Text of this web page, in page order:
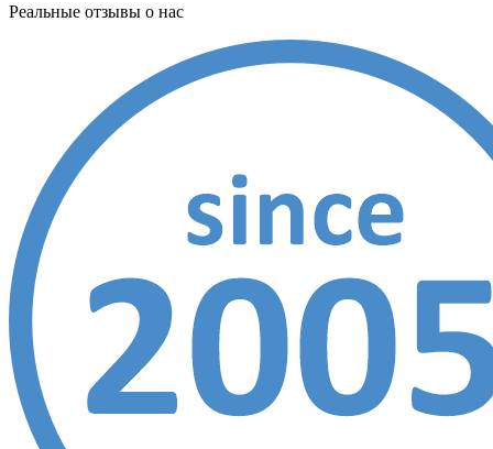
Реальные отзывы о нас